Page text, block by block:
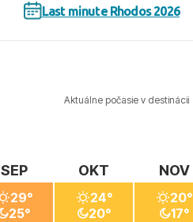
Last minute Rhodos 2026
Aktuálne počasie v destinácii
SEP
29°
25°
OKT
24°
20°
NOV
20°
17°